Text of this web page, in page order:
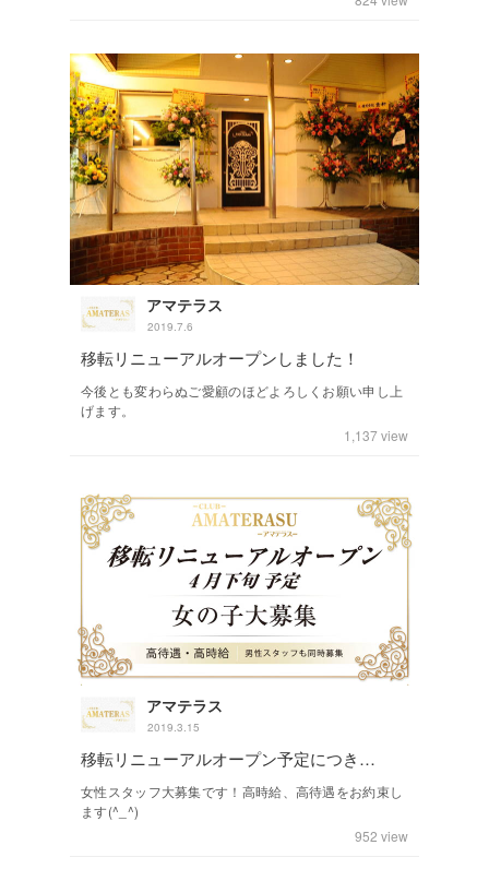
アマテラス
2019.7.6
移転リニューアルオープンしました！
今後とも変わらぬご愛顧のほどよろしくお願い申し上
げます。
1,137view
アマテラス
2019.3.15
移転リニューアルオープン予定につき…
女性スタッフ大募集です！高時給、高待遇をお約束し
ます(^_^)
952 view